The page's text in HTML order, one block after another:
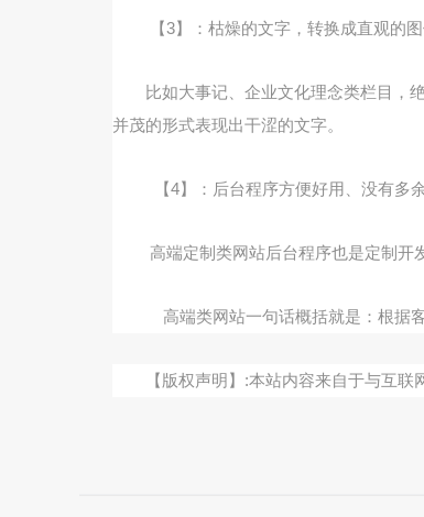
【3】：枯燥的文字，转换成直观的图
比如大事记、企业文化理念类栏目，
并茂的形式表现出干涩的文字。
【4】：后台程序方便好用、没有多
高端定制类网站后台程序也是定制开
高端类网站一句话概括就是：根据
【版权声明】:本站内容来自于与互